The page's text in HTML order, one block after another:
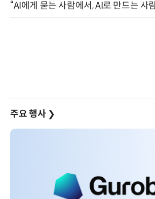
주요 행사 ❯